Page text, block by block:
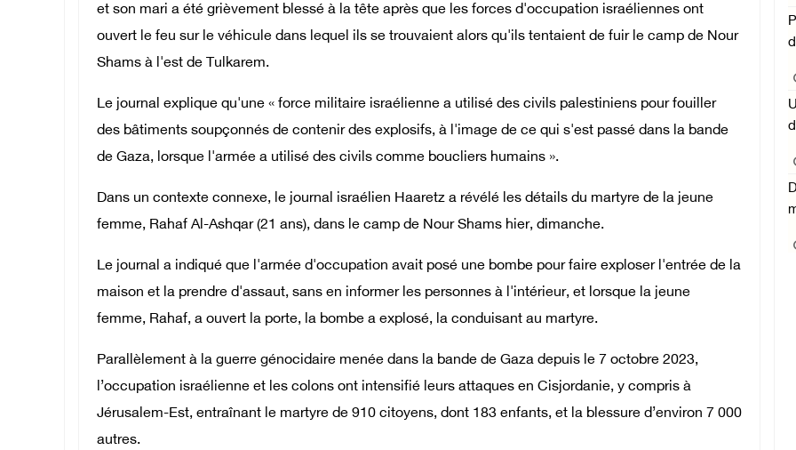
et son mari a été grièvement blessé à la tête après que les forces d'occupation israéliennes ont
ouvert le feu sur le véhicule dans lequel ils se trouvaient alors qu'ils tentaient de fuir le camp de Nour
Shams à l'est de Tulkarem.
Le journal explique qu'une « force militaire israélienne a utilisé des civils palestiniens pour fouiller
des bâtiments soupçonnés de contenir des explosifs, à l'image de ce qui s'est passé dans la bande
de Gaza, lorsque l'armée a utilisé des civils comme boucliers humains ».
Dans un contexte connexe, le journal israélien Haaretz a révélé les détails du martyre de la jeune
femme, Rahaf Al-Ashqar (21 ans), dans le camp de Nour Shams hier, dimanche.
Le journal a indiqué que l'armée d'occupation avait posé une bombe pour faire exploser l'entrée de la
maison et la prendre d'assaut, sans en informer les personnes à l'intérieur, et lorsque la jeune
femme, Rahaf, a ouvert la porte, la bombe a explosé, la conduisant au martyre.
Parallèlement à la guerre génocidaire menée dans la bande de Gaza depuis le 7 octobre 2023,
l’occupation israélienne et les colons ont intensifié leurs attaques en Cisjordanie, y compris à
Jérusalem-Est, entraînant le martyre de 910 citoyens, dont 183 enfants, et la blessure d’environ 7 000
autres.